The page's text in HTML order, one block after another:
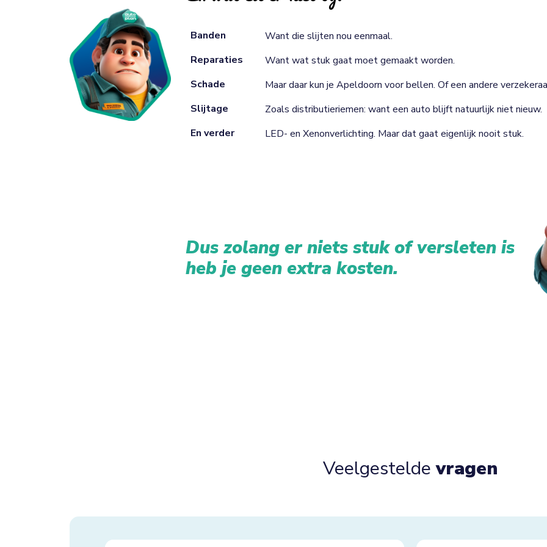
Banden
Want die slijten nou eenmaal.
Reparaties
Want wat stuk gaat moet gemaakt worden.
Schade
Maar daar kun je Apeldoorn voor bellen. Of een andere
Slijtage
Zoals distributieriemen: want een auto blijft natuurlijk niet nieuw.
En verder
LED- en Xenonverlichting. Maar dat gaat eigenlijk nooit stuk.
Dus zolang er niets stuk of versleten is
heb je geen extra kosten.
Veelgesteldevragen